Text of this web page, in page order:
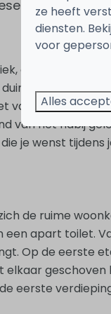
2 km
compleet
van
vanaf dit terras
van het nabij
je wenst
de ruime
een apart toilet.
Op de eerste
elkaar
eerste
ze heeft
diensten.
voor
Alles